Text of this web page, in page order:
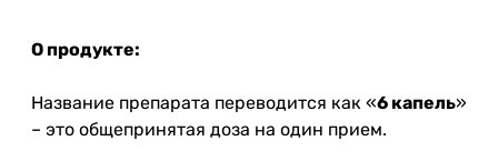
О продукте:
Название препарата переводится как «6 капель»
– это общепринятая доза на один прием.